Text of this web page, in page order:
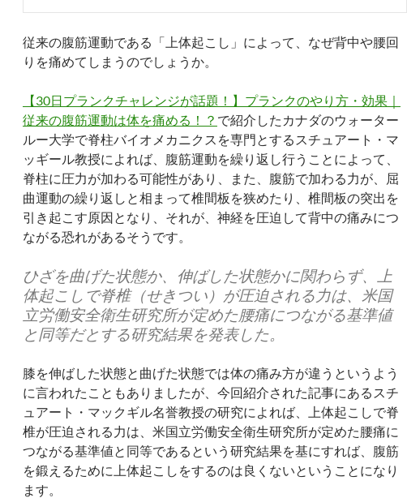
従来の腹筋運動である「上体起こし」によって、なぜ背中や腰回
りを痛めてしまうのでしょうか。
【30日プランクチャレンジが話題！】プランクのやり方・効果｜
従来の腹筋運動は体を痛める！？ で紹介したカナダのウォーター
ルー大学で脊柱バイオメカニクスを専門とするスチュアート・マ
ッギール教授によれば、腹筋運動を繰り返し行うことによって、
脊柱に圧力が加わる可能性があり、また、腹筋で加わる力が、屈
曲運動の繰り返しと相まって椎間板を狭めたり、椎間板の突出を
引き起こす原因となり、それが、神経を圧迫して背中の痛みにつ
ながる恐れがあるそうです。
ひざを曲げた状態か、伸ばした状態かに関わらず、上
体起こしで脊椎（せきつい）が圧迫される力は、米国
立労働安全衛生研究所が定めた腰痛につながる基準値
と同等だとする研究結果を発表した。
膝を伸ばした状態と曲げた状態では体の痛み方が違うというよう
に言われたこともありましたが、今回紹介された記事にあるスチ
ュアート・マックギル名誉教授の研究によれば、上体起こしで脊
椎が圧迫される力は、米国立労働安全衛生研究所が定めた腰痛に
つながる基準値と同等であるという研究結果を基にすれば、腹筋
を鍛えるために上体起こしをするのは良くないということになり
ます。